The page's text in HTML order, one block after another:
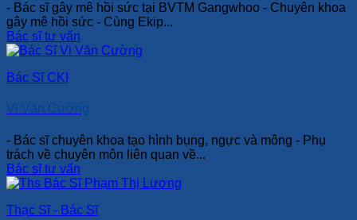
- Bác sĩ gây mê hồi sức tại BVTM Gangwhoo - Chuyên khoa
gây mê hồi sức - Cùng Ekip...
Bác sĩ tư vấn
Bác Sĩ CKI
Vi Văn Cường
- Bác sĩ chuyên khoa tạo hình bụng, ngực và mông - Phụ
trách về chuyên môn liên quan về...
Bác sĩ tư vấn
Thạc Sĩ - Bác Sĩ